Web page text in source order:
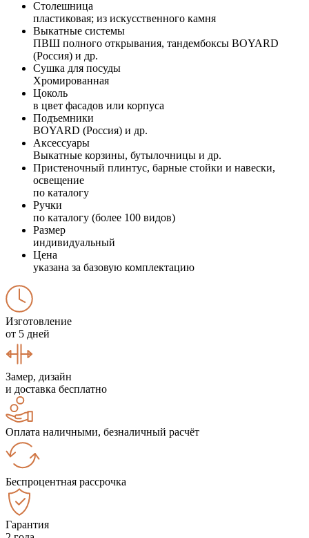
Столешница
пластиковая; из искусственного камня
Выкатные системы
ПВШ полного открывания, тандембоксы BOYARD
(Россия) и др.
Сушка для посуды
Хромированная
Цоколь
в цвет фасадов или корпуса
Подъемники
BOYARD (Россия) и др.
Аксессуары
Выкатные корзины, бутылочницы и др.
Пристеночный плинтус, барные стойки и навески,
освещение
по каталогу
Ручки
по каталогу (более 100 видов)
Размер
индивидуальный
Цена
указана за базовую комплектацию
Изготовление
от 5 дней
Замер, дизайн
и доставка бесплатно
Оплата наличными, безналичный расчёт
Беспроцентная рассрочка
Гарантия